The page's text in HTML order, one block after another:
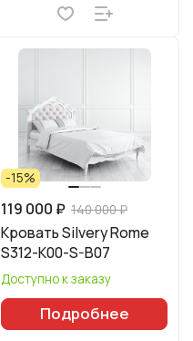
-15%
119 000 ₽ 140 000 ₽
Кровать Silvery Rome
S312-K00-S-B07
Доступно к заказу
Подробнее